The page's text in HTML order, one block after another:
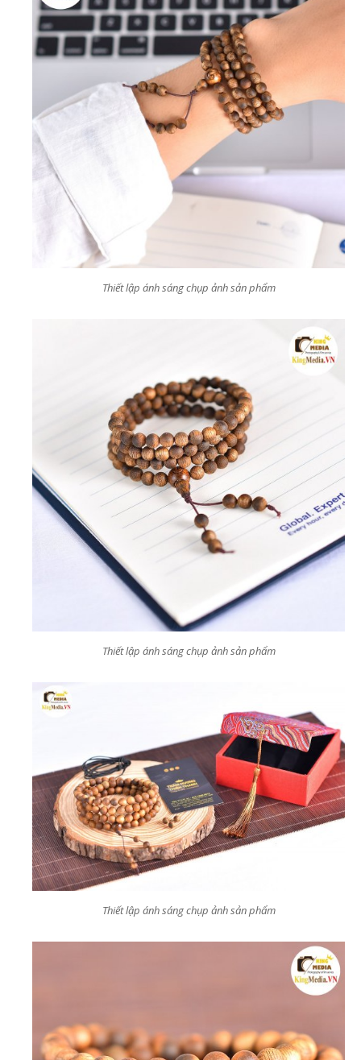
Thiết lập ánh sáng chụp ảnh sản phẩm
Thiết lập ánh sáng chụp ảnh sản phẩm
Thiết lập ánh sáng chụp ảnh sản phẩm